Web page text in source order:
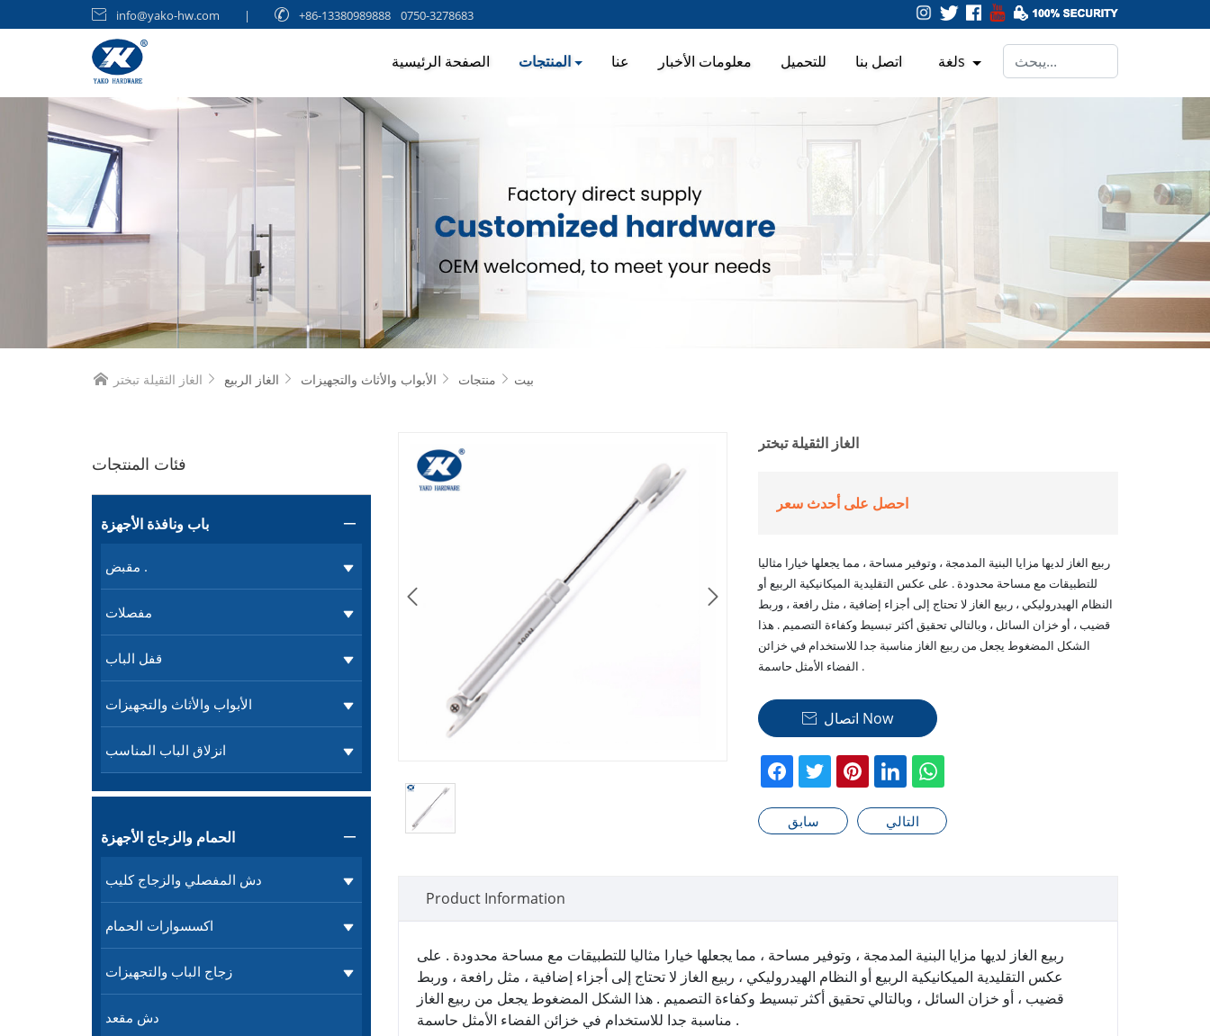
 info@yako-hw.com |  +86-13380989888 0750-3278683
الصفحة الرئيسية المنتجات عنا معلومات الأخبار للتحميل اتصل بنا لغةs
 بيت  منتجات  الأبواب والأثاث والتجهيزات  الغاز الربيع  الغاز الثقيلة تبختر
فئات المنتجات
باب ونافذة الأجهزة 
مقبض .
مفصلات
قفل الباب
الأبواب والأثاث والتجهيزات
انزلاق الباب المناسب
الحمام والزجاج الأجهزة 
دش المفصلي والزجاج كليب
اكسسوارات الحمام
زجاج الباب والتجهيزات
دش مقعد
 
الغاز الثقيلة تبختر
احصل على أحدث سعر
ربيع الغاز لديها مزايا البنية المدمجة ، وتوفير مساحة ، مما يجعلها خيارا مثاليا
للتطبيقات مع مساحة محدودة . على عكس التقليدية الميكانيكية الربيع أو
النظام الهيدروليكي ، ربيع الغاز لا تحتاج إلى أجزاء إضافية ، مثل رافعة ، وربط
قضيب ، أو خزان السائل ، وبالتالي تحقيق أكثر تبسيط وكفاءة التصميم . هذا
الشكل المضغوط يجعل من ربيع الغاز مناسبة جدا للاستخدام في خزائن
الفضاء الأمثل حاسمة .
 اتصال Now
سابق التالي
Product Information
ربيع الغاز لديها مزايا البنية المدمجة ، وتوفير مساحة ، مما يجعلها خيارا مثاليا للتطبيقات مع مساحة محدودة . على
عكس التقليدية الميكانيكية الربيع أو النظام الهيدروليكي ، ربيع الغاز لا تحتاج إلى أجزاء إضافية ، مثل رافعة ، وربط
قضيب ، أو خزان السائل ، وبالتالي تحقيق أكثر تبسيط وكفاءة التصميم . هذا الشكل المضغوط يجعل من ربيع الغاز
مناسبة جدا للاستخدام في خزائن الفضاء الأمثل حاسمة .